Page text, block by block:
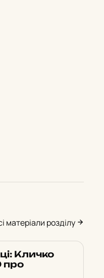
матеріали розділу
Кличко
про